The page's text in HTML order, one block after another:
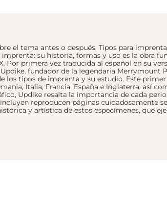
el tema antes o después, Tipos para
su historia, formas y uso es la obra
Por primera vez traducida al español en su
fundador de la legendaria
los tipos de imprenta y su estudio. Este
Italia, Francia, España e Inglaterra, así
Updike resalta la importancia de cada
reproducen páginas cuidadosamente
y artística de estos especímenes, que